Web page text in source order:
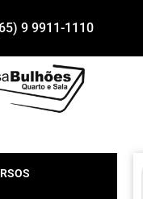
9 9911-1110